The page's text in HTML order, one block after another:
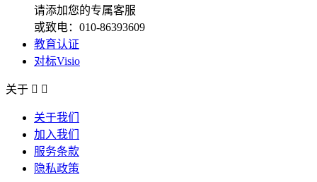
请添加您的专属客服
或致电：010-86393609
教育认证
对标Visio
关于  
关于我们
加入我们
服务条款
隐私政策